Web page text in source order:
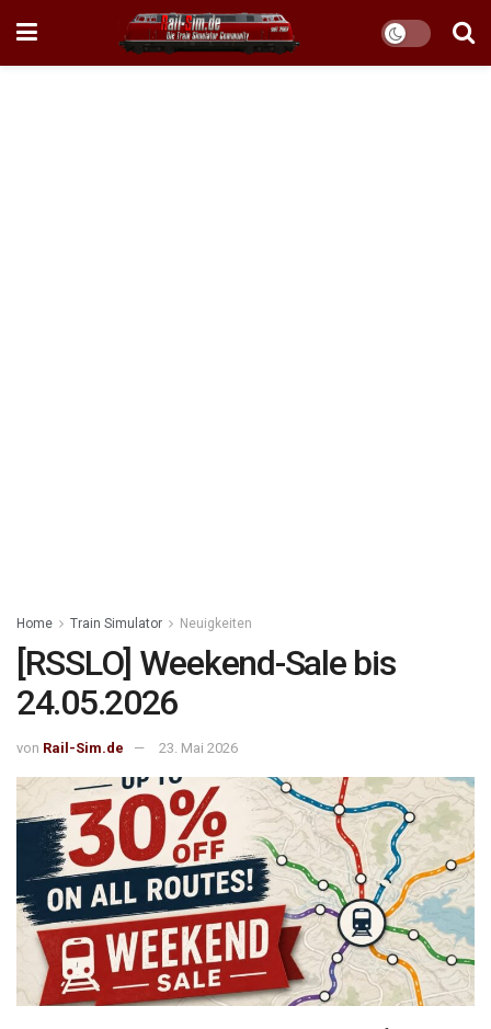
Home Train Simulator Neuigkeiten
[RSSLO] Weekend-Sale bis
24.05.2026
von Rail-Sim.de 23. Mai 2026